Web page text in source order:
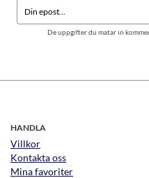
De uppgifter du matar in
HANDLA
Villkor
Kontakta oss
Mina favoriter